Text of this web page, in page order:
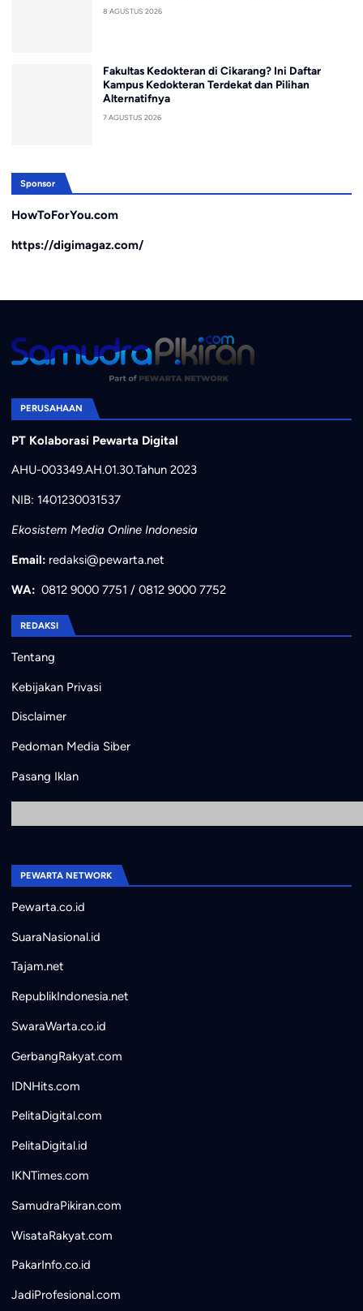
8 AGUSTUS 2026
Fakultas Kedokteran di Cikarang? Ini Daftar
Kampus Kedokteran Terdekat dan Pilihan
Alternatifnya
7 AGUSTUS 2026
Sponsor
HowToForYou.com
https://digimagaz.com/
PERUSAHAAN
PT Kolaborasi Pewarta Digital
AHU-003349.AH.01.30.Tahun 2023
NIB: 1401230031537
Ekosistem Media Online Indonesia
Email: redaksi@pewarta.net
WA: 0812 9000 7751 / 0812 9000 7752
REDAKSI
Tentang
Kebijakan Privasi
Disclaimer
Pedoman Media Siber
Pasang Iklan
PEWARTA NETWORK
Pewarta.co.id
SuaraNasional.id
Tajam.net
RepublikIndonesia.net
SwaraWarta.co.id
GerbangRakyat.com
IDNHits.com
PelitaDigital.com
PelitaDigital.id
IKNTimes.com
SamudraPikiran.com
WisataRakyat.com
PakarInfo.co.id
JadiProfesional.com